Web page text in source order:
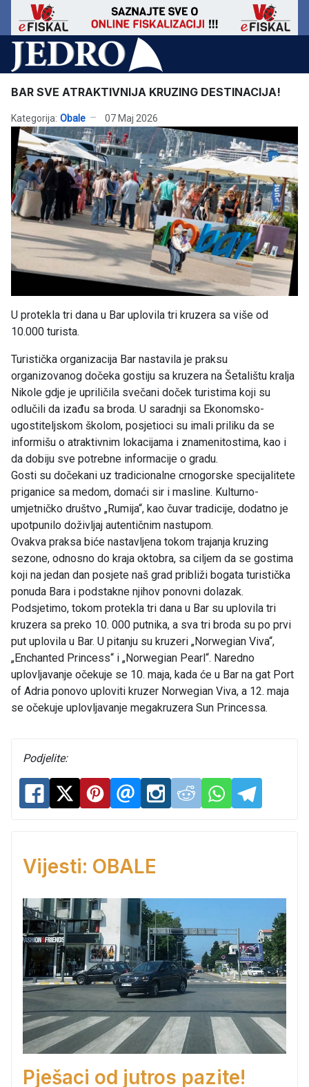
BAR SVE ATRAKTIVNIJA KRUZING DESTINACIJA!
Kategorija: Obale 07 Maj 2026
U protekla tri dana u Bar uplovila tri kruzera sa više od
10.000 turista.
Turistička organizacija Bar nastavila je praksu
organizovanog dočeka gostiju sa kruzera na Šetalištu kralja
Nikole gdje je upriličila svečani doček turistima koji su
odlučili da izađu sa broda. U saradnji sa Ekonomsko-
ugostiteljskom školom, posjetioci su imali priliku da se
informišu o atraktivnim lokacijama i znamenitostima, kao i
da dobiju sve potrebne informacije o gradu.
Gosti su dočekani uz tradicionalne crnogorske specijalitete
priganice sa medom, domaći sir i masline. Kulturno-
umjetničko društvo „Rumija“, kao čuvar tradicije, dodatno je
upotpunilo doživljaj autentičnim nastupom.
Ovakva praksa biće nastavljena tokom trajanja kruzing
sezone, odnosno do kraja oktobra, sa ciljem da se gostima
koji na jedan dan posjete naš grad približi bogata turistička
ponuda Bara i podstakne njihov ponovni dolazak.
Podsjetimo, tokom protekla tri dana u Bar su uplovila tri
kruzera sa preko 10. 000 putnika, a sva tri broda su po prvi
put uplovila u Bar. U pitanju su kruzeri „Norwegian Viva“,
„Enchanted Princess“ i „Norwegian Pearl“. Naredno
uplovljavanje očekuje se 10. maja, kada će u Bar na gat Port
of Adria ponovo uploviti kruzer Norwegian Viva, a 12. maja
se očekuje uplovljavanje megakruzera Sun Princessa.
Podjelite:
Vijesti: OBALE
Pješaci od jutros pazite!